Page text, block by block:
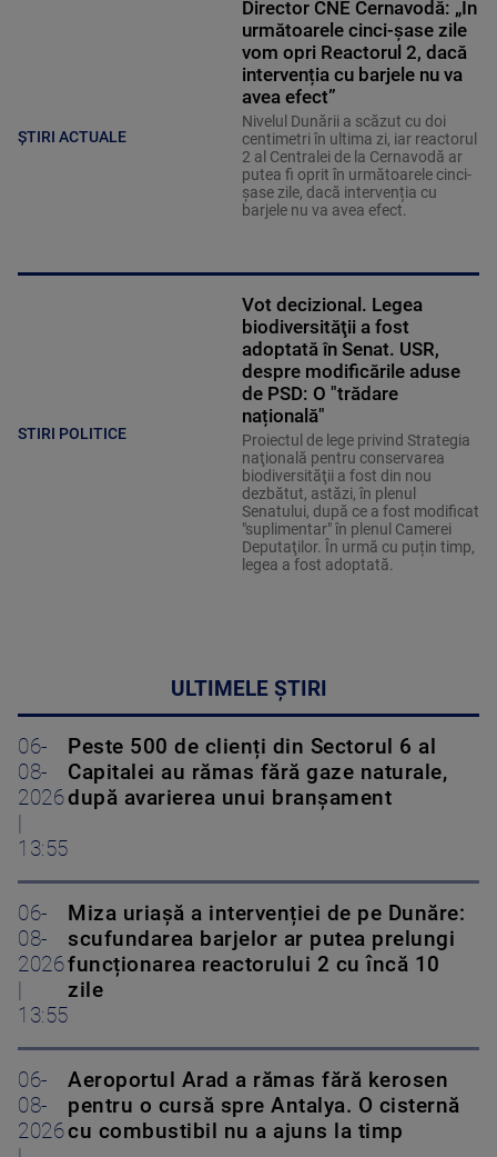
ȘTIRI ACTUALE
Director CNE Cernavodă: „În
următoarele cinci-șase zile
vom opri Reactorul 2, dacă
intervenția cu barjele nu va
avea efect”
Nivelul Dunării a scăzut cu doi
centimetri în ultima zi, iar reactorul
2 al Centralei de la Cernavodă ar
putea fi oprit în următoarele cinci-
șase zile, dacă intervenția cu
barjele nu va avea efect.
STIRI POLITICE
Vot decizional. Legea
biodiversităţii a fost
adoptată în Senat. USR,
despre modificările aduse
de PSD: O "trădare
națională"
Proiectul de lege privind Strategia
naţională pentru conservarea
biodiversităţii a fost din nou
dezbătut, astăzi, în plenul
Senatului, după ce a fost modificat
"suplimentar" în plenul Camerei
Deputaţilor. În urmă cu puțin timp,
legea a fost adoptată.
ULTIMELE ȘTIRI
06-
08-
2026
13:55
Peste 500 de clienți din Sectorul 6 al
Capitalei au rămas fără gaze naturale,
după avarierea unui branșament
06-
08-
2026
13:55
Miza uriașă a intervenției de pe Dunăre:
scufundarea barjelor ar putea prelungi
funcționarea reactorului 2 cu încă 10
zile
06-
08-
2026
Aeroportul Arad a rămas fără kerosen
pentru o cursă spre Antalya. O cisternă
cu combustibil nu a ajuns la timp